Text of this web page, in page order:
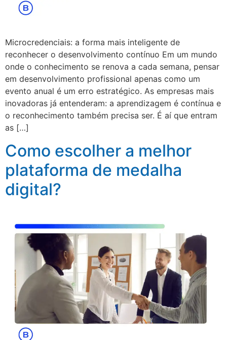
Microcredenciais: a forma mais inteligente de
reconhecer o desenvolvimento contínuo Em um mundo
onde o conhecimento se renova a cada semana, pensar
em desenvolvimento profissional apenas como um
evento anual é um erro estratégico. As empresas mais
inovadoras já entenderam: a aprendizagem é contínua e
o reconhecimento também precisa ser. É aí que entram
as […]
Como escolher a melhor
plataforma de medalha
digital?